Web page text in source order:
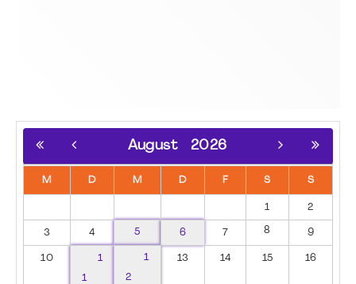
August 2026
M D M D F S S
1 2
3 4 5 6 7 8 9
10
1
1
1
2
13 14 15 16